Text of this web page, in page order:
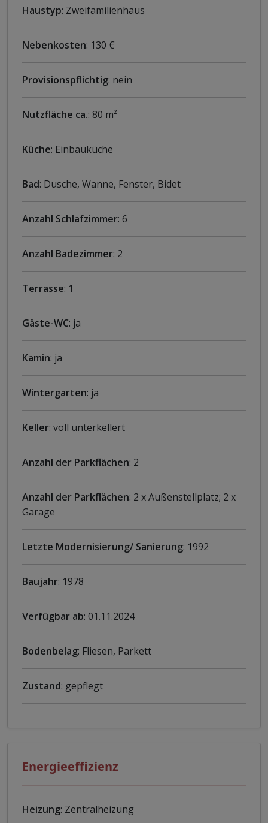
Haustyp: Zweifamilienhaus
Nebenkosten: 130 €
Provisionspflichtig: nein
Nutzfläche ca.: 80 m²
Küche: Einbauküche
Bad: Dusche, Wanne, Fenster, Bidet
Anzahl Schlafzimmer: 6
Anzahl Badezimmer: 2
Terrasse: 1
Gäste-WC: ja
Kamin: ja
Wintergarten: ja
Keller: voll unterkellert
Anzahl der Parkflächen: 2
Anzahl der Parkflächen: 2 x Außenstellplatz; 2 x
Garage
Letzte Modernisierung/ Sanierung: 1992
Baujahr: 1978
Verfügbar ab: 01.11.2024
Bodenbelag: Fliesen, Parkett
Zustand: gepflegt
Energieeffizienz
Heizung: Zentralheizung